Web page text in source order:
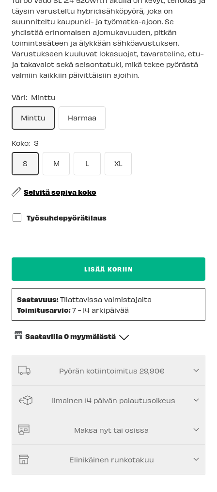
täysin varusteltu hybridisähköpyörä, joka on
suunniteltu kaupunki- ja työmatka-ajoon. Se
yhdistää erinomaisen ajomukavuuden, pitkän
toimintasäteen ja älykkään sähköavustuksen.
Varustukseen kuuluvat lokasuojat, tavarateline, etu-
ja takavalot sekä seisontatuki, mikä tekee pyörästä
valmiin kaikkiin päivittäisiin ajoihin.
Väri: Minttu
Minttu Harmaa
Koko: S
S M L XL
Selvitä sopiva koko
Työsuhdepyörätilaus
LISÄÄ KORIIN
Saatavuus:Tilattavissa valmistajalta
Toimitusarvio:7 - 14 arkipäivää
Saatavilla 0 myymälästä
Keskusvarasto-Tilapäisesti loppu
Espoon Myymälä- Tilapäisesti loppu
Kuopion myymälä-Tilapäisesti loppu
Imatran myymälä-Tilapäisesti loppu
Pyörän kotiintoimitus 29,90€
Ilmainen 14 päivän palautusoikeus
Maksa nyt tai osissa
Elinikäinen runkotakuu